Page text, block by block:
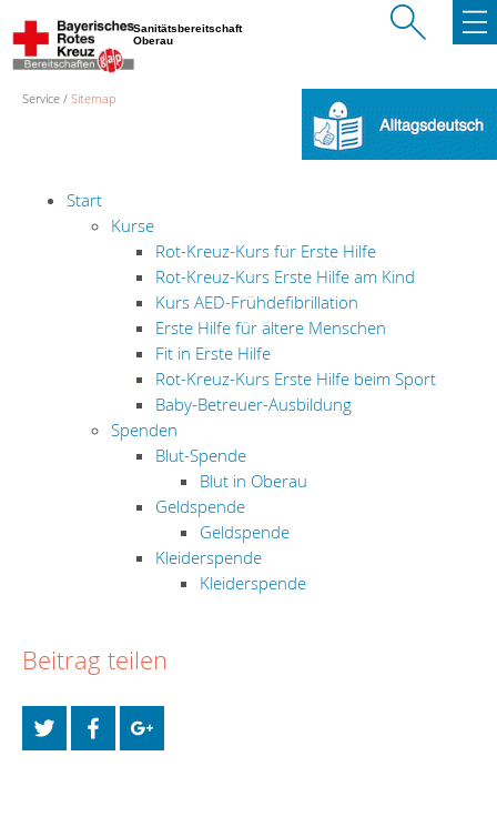
Sanitätsbereitschaft
Oberau
Service Sitemap
Start
Kurse
Rot-Kreuz-Kurs für Erste Hilfe
Rot-Kreuz-Kurs Erste Hilfe am Kind
Kurs AED-Frühdefibrillation
Erste Hilfe für ältere Menschen
Fit in Erste Hilfe
Rot-Kreuz-Kurs Erste Hilfe beim Sport
Baby-Betreuer-Ausbildung
Spenden
Blut-Spende
Blut in Oberau
Geldspende
Geldspende
Kleiderspende
Kleiderspende
Beitrag teilen